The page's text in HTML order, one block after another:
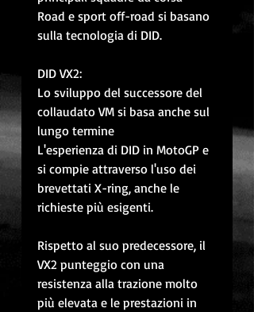
Road e sport off-road si basano
sulla tecnologia di DID.
DID VX2:
Lo sviluppo del successore del
collaudato VM si basa anche sul
lungo termine
L'esperienza di DID in MotoGP e
si compie attraverso l'uso dei
brevettati X-ring, anche le
richieste più esigenti.
Rispetto al suo predecessore, il
VX2 punteggio con una
resistenza alla trazione molto
più elevata e le prestazioni in